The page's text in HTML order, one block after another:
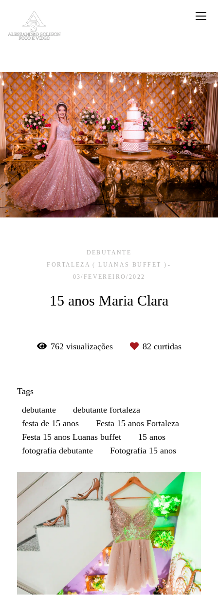
DEBUTANTE
FORTALEZA ( LUANAS BUFFET )
03/FEVEREIRO/2022
15 anos Maria Clara
762 visualizações 82 curtidas
Tags
debutante
debutante fortaleza
festa de 15 anos
Festa 15 anos Fortaleza
Festa 15 anos Luanas buffet
15 anos
fotografia debutante
Fotografia 15 anos